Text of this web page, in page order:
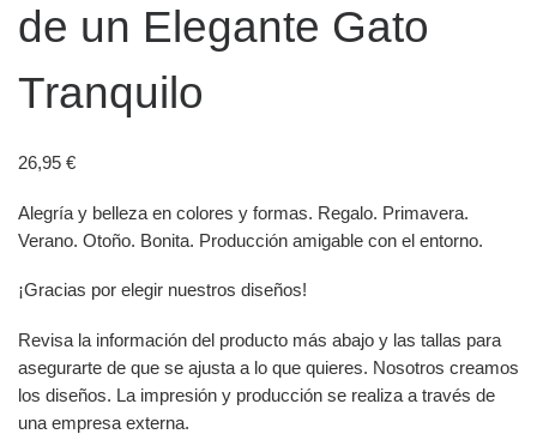
de un Elegante Gato
Tranquilo
26,95 €
Alegría y belleza en colores y formas. Regalo. Primavera.
Verano. Otoño. Bonita. Producción amigable con el entorno.
¡Gracias por elegir nuestros diseños!
Revisa la información del producto más abajo y las tallas para
asegurarte de que se ajusta a lo que quieres. Nosotros creamos
los diseños. La impresión y producción se realiza a través de
una empresa externa.